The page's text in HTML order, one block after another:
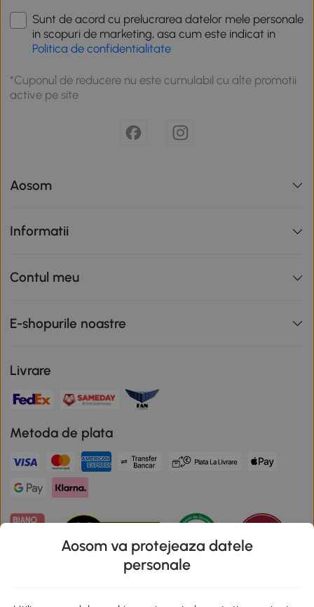
Sunt de acord cu prelucrarea datelor mele personale
in scopuri de marketing, asa cum este indicat in
Politica de confidentialitate
*Cuponul de reducere nu este cumulabil cu alte promotii
active pe site
Aosom
Informatii
Contul meu
E-shopurile noastre
Livrare
Metoda de plata
Descarca aplicatia Aosom
Aosom va protejeaza datele
personale